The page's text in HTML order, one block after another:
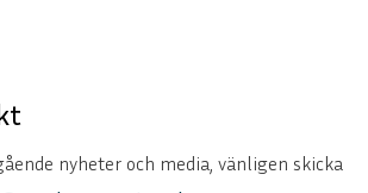
nyheter och media, vänligen skicka